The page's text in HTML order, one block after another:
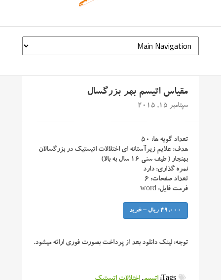
مقیاس اتیسم بهر بزرگسال
سپتامبر 15, 2015
تعداد گویه ها: ۵۰
هدف: علایم زیرآستانه ای اختلالات اتیستیک در بزرگسالان
بهنجار ( طیف سنی ۱۶ سال به بالا)
نمره گذاری: دارد
تعداد صفحات: ۶
فرمت فایل: word
49,000 ریال – خرید
توجه: لینک دانلود بعد از پرداخت بصورت فوری ارائه میشود.